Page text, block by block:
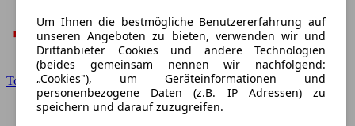
Toyota
Um Ihnen die bestmögliche Benutzererfahrung auf
unseren Angeboten zu bieten, verwenden wir und
Drittanbieter Cookies und andere Technologien
(beides gemeinsam nennen wir nachfolgend:
„Cookies"), um Geräteinformationen und
personenbezogene Daten (z.B. IP Adressen) zu
speichern und darauf zuzugreifen.